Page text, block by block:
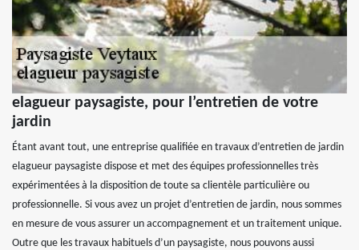
elagueur paysagiste, pour l’entretien de votre
jardin
Étant avant tout, une entreprise qualifiée en travaux d’entretien de jardin
elagueur paysagiste dispose et met des équipes professionnelles très
expérimentées à la disposition de toute sa clientèle particulière ou
professionnelle. Si vous avez un projet d’entretien de jardin, nous sommes
en mesure de vous assurer un accompagnement et un traitement unique.
Outre que les travaux habituels d’un paysagiste, nous pouvons aussi